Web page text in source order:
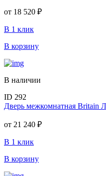
от 18 520 ₽
В 1 клик
В корзину
В наличии
ID 292
Дверь межкомнатная Britain
от 21 240 ₽
В 1 клик
В корзину